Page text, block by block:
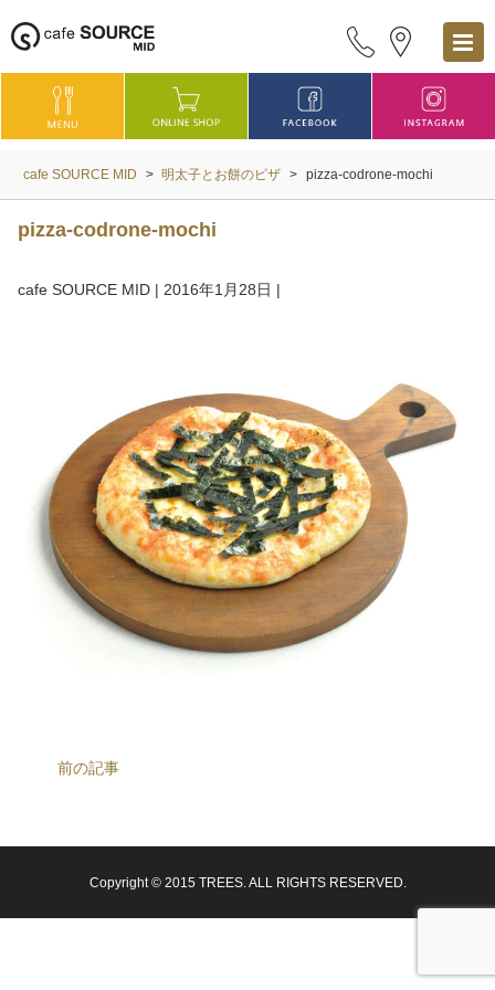
cafe SOURCE MID > 明太子とお餅のピザ > pizza-codrone-mochi
pizza-codrone-mochi
cafe SOURCE MID | 2016年1月28日 |
前の記事
Copyright © 2015 TREES. ALL RIGHTS RESERVED.